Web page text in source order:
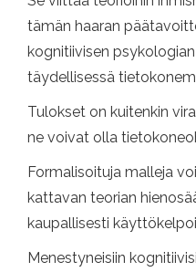
tämän haaran
kognitiivisen
täydellisessä
Tulokset on kuitenkin
ne voivat olla
Formalisoituja malleja
kattavan teorian
kaupallisesti
Menestyneisiin